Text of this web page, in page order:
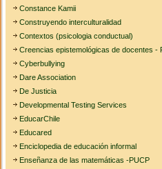
Constance Kamii
Construyendo interculturalidad
Contextos (psicologia conductual)
Creencias epistemológicas de docentes -
Cyberbullying
Dare Association
De Justicia
Developmental Testing Services
EducarChile
Educared
Enciclopedia de educación informal
Enseñanza de las matemáticas -PUCP